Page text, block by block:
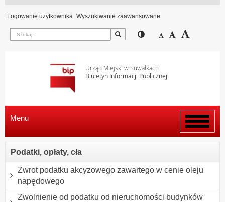
Logowanie użytkownika Wyszukiwanie zaawansowane
Szukaj Przełącz pomiędzy
Zmniejsz
Domyślny
Urząd Miejski w Suwałkach
Biuletyn Informacji Publicznej
Włącz
menu
Menu
Podatki, opłaty, cła
Zwrot podatku akcyzowego zawartego w cenie oleju
napędowego
Zwolnienie od podatku od nieruchomości budynków